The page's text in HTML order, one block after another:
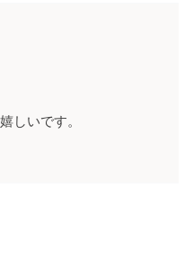
しいです。